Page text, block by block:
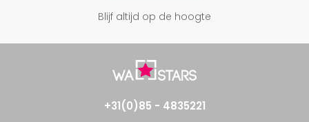
Blijf altijd op de hoogte
+31(0)85 - 4835221